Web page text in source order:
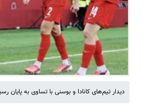
دیدار تیم‌های کانادا و بوسنی با تساوی به پایان